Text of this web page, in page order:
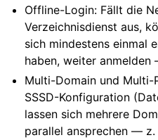
Offline-Login: Fällt die
Verzeichnisdienst aus,
sich mindestens einmal
haben, weiter
Multi-Domain und Multi-
SSSD-Konfiguration
lassen sich mehrere
parallel ansprechen — z.